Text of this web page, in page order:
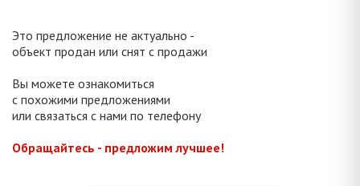
Это предложение не актуально -
объект продан или снят с продажи
Вы можете ознакомиться
с похожими предложениями
или связаться с нами по телефону
Обращайтесь - предложим лучшее!